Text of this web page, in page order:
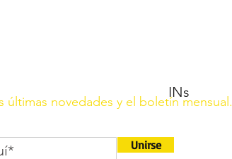
últimas novedades y el boletín
Unirse
INs